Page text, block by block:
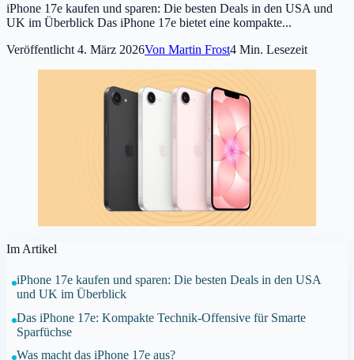
iPhone 17e kaufen und sparen: Die besten Deals in den USA und
UK im Überblick Das iPhone 17e bietet eine kompakte...
Veröffentlicht 4. März 2026Von Martin Frost4 Min. Lesezeit
Im Artikel
iPhone 17e kaufen und sparen: Die besten Deals in den USA
und UK im Überblick
Das iPhone 17e: Kompakte Technik-Offensive für Smarte
Sparfüchse
Was macht das iPhone 17e aus?